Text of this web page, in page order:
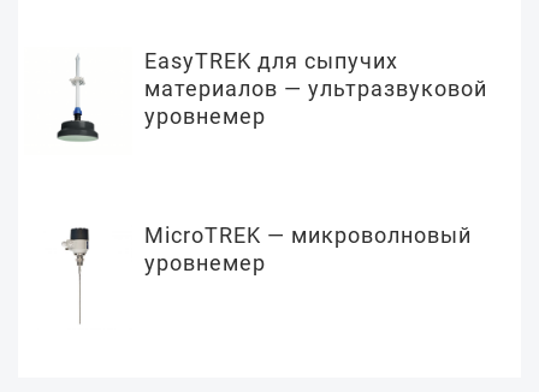
EasyTREK для сыпучих
материалов — ультразвуковой
уровнемер
MicroTREK — микроволновый
уровнемер